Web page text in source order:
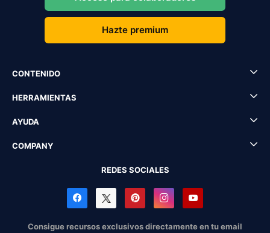
Hazte premium
CONTENIDO
HERRAMIENTAS
AYUDA
COMPANY
REDES SOCIALES
Consigue recursos exclusivos directamente en tu email